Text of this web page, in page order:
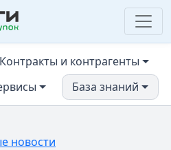
Контракты и контрагенты
База знаний
новости